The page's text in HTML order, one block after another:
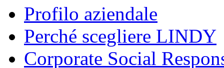
Profilo aziendale
Perché scegliere LINDY
Corporate Social